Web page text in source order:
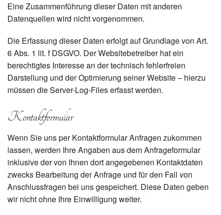
Eine Zusammenführung dieser Daten mit anderen
Datenquellen wird nicht vorgenommen.
Die Erfassung dieser Daten erfolgt auf Grundlage von Art.
6 Abs. 1 lit. f DSGVO. Der Websitebetreiber hat ein
berechtigtes Interesse an der technisch fehlerfreien
Darstellung und der Optimierung seiner Website – hierzu
müssen die Server-Log-Files erfasst werden.
Kontaktformular
Wenn Sie uns per Kontaktformular Anfragen zukommen
lassen, werden Ihre Angaben aus dem Anfrageformular
inklusive der von Ihnen dort angegebenen Kontaktdaten
zwecks Bearbeitung der Anfrage und für den Fall von
Anschlussfragen bei uns gespeichert. Diese Daten geben
wir nicht ohne Ihre Einwilligung weiter.